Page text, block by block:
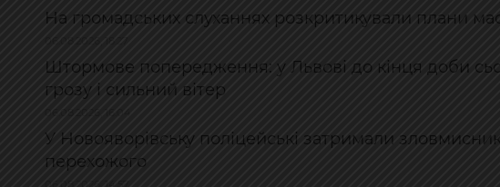
На громадських слуханнях розкритикували плани
Штормове попередження: у Львові до кінця доби
грозу і сильний вітер
У Новояворівську поліцейські затримали
перехожого